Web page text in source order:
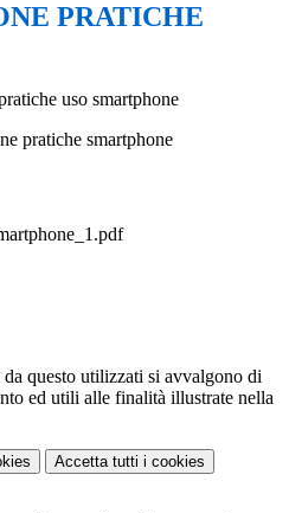
PRATICHE
uso smartphone
questo utilizzati si avvalgono di
ed utili alle finalità illustrate nella
Accetta tutti i cookies